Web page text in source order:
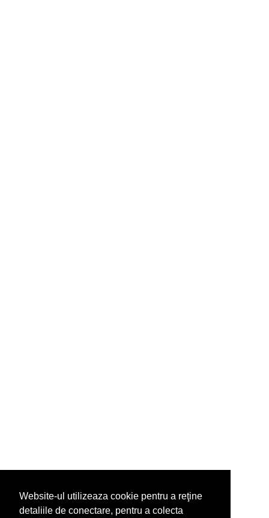
Website-ul utilizeaza cookie pentru a reţine
detaliile de conectare, pentru a colecta